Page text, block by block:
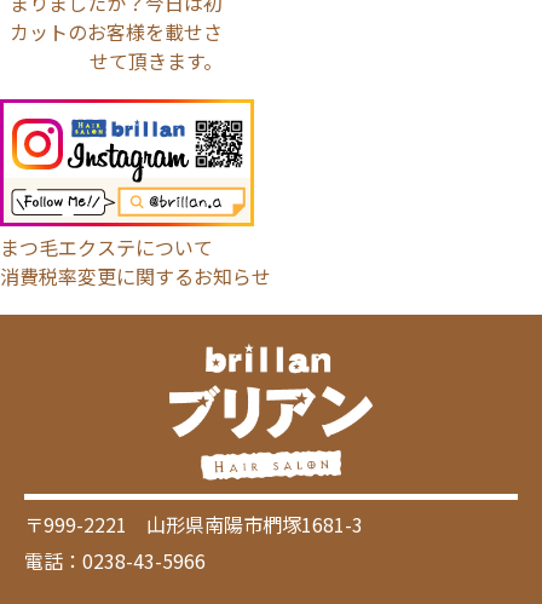
カットのお客様を載せさ
せて頂きます。
まつ毛エクステについて
消費税率変更に関するお知らせ
〒999-2221 山形県南陽市椚塚1681-3
電話：0238-43-5966